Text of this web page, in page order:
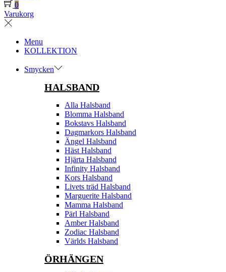
0
Varukorg
Menu
KOLLEKTION
Smycken
HALSBAND
Alla Halsband
Blomma Halsband
Bokstavs Halsband
Dagmarkors Halsband
Ängel Halsband
Häst Halsband
Hjärta Halsband
Infinity Halsband
Kors Halsband
Livets träd Halsband
Marguerite Halsband
Mamma Halsband
Pärl Halsband
Amber Halsband
Zodiac Halsband
Världs Halsband
ÖRHÄNGEN